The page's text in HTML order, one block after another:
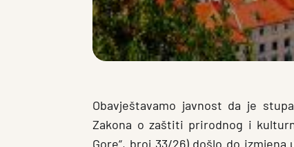
Obavještavamo javnost da je
Zakona o zaštiti prirodnog i
Gore“, broj 33/26) došlo do